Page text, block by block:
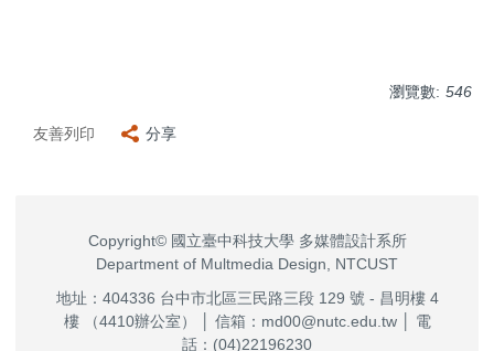
瀏覽數: 546
友善列印 分享
Copyright© 國立臺中科技大學 多媒體設計系所
Department of Multmedia Design, NTCUST
地址：404336 台中市北區三民路三段 129 號 - 昌明樓 4
樓 （4410辦公室） │ 信箱：md00@nutc.edu.tw │ 電
話：(04)22196230